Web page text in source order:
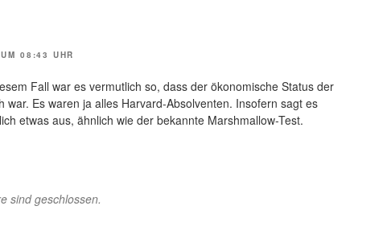
08:43 UHR
Fall war es vermutlich so, dass der ökonomische Status der
war. Es waren ja alles Harvard-Absolventen. Insofern sagt es
etwas aus, ähnlich wie der bekannte Marshmallow-Test.
sind geschlossen.